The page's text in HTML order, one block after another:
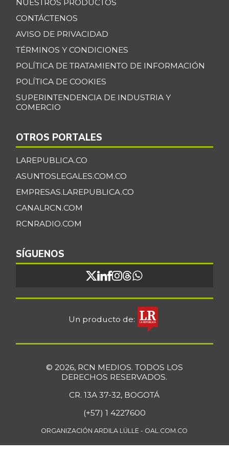
NUESTROS PRODUCTOS
CONTÁCTENOS
AVISO DE PRIVACIDAD
TÉRMINOS Y CONDICIONES
POLÍTICA DE TRATAMIENTO DE INFORMACIÓN
POLÍTICA DE COOKIES
SUPERINTENDENCIA DE INDUSTRIA Y
COMERCIO
OTROS PORTALES
LAREPUBLICA.CO
ASUNTOSLEGALES.COM.CO
EMPRESAS.LAREPUBLICA.CO
CANALRCN.COM
RCNRADIO.COM
SÍGUENOS
Un producto de:
© 2026, RCN MEDIOS. TODOS LOS
DERECHOS RESERVADOS.
CR. 13A 37-32, BOGOTÁ
(+57) 1 4227600
ORGANIZACIÓN ARDILA LÜLLE - OAL.COM.CO